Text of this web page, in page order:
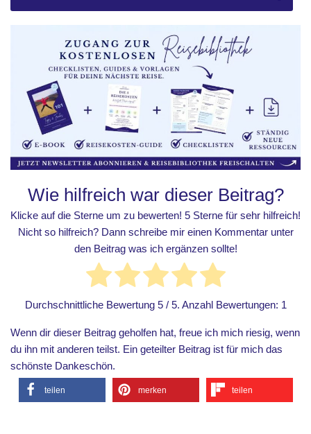
Wie hilfreich war dieser Beitrag?
Klicke auf die Sterne um zu bewerten! 5 Sterne für sehr hilfreich!
Nicht so hilfreich? Dann schreibe mir einen Kommentar unter
den Beitrag was ich ergänzen sollte!
Durchschnittliche Bewertung 5/ 5. Anzahl Bewertungen: 1
Wenn dir dieser Beitrag geholfen hat, freue ich mich riesig, wenn
du ihn mit anderen teilst. Ein geteilter Beitrag ist für mich das
schönste Dankeschön.
teilen merken teilen